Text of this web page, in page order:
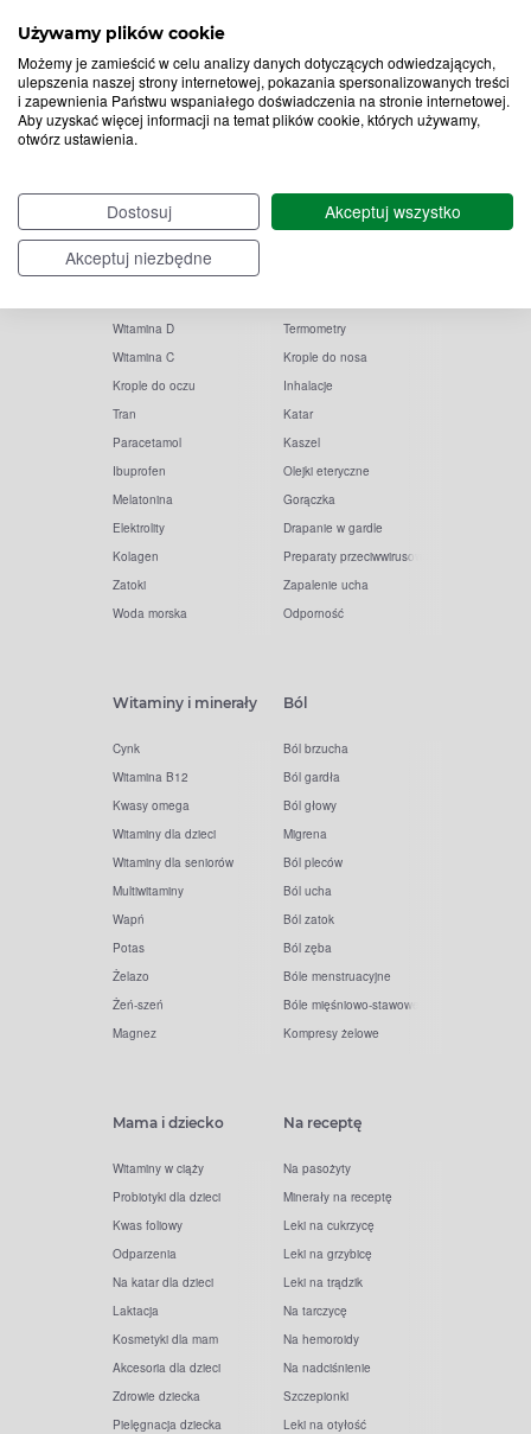
Używamy plików cookie
Możemy je zamieścić w celu analizy danych dotyczących odwiedzających,
ulepszenia naszej strony internetowej, pokazania spersonalizowanych treści
i zapewnienia Państwu wspaniałego doświadczenia na stronie internetowej.
Aby uzyskać więcej informacji na temat plików cookie, których używamy,
otwórz ustawienia.
Dostosuj
Akceptuj wszystko
Akceptuj niezbędne
do
newslettera
Chcę otrzymywać newsletter Apteline* rozwiń>
Witamina D
Witamina C
Krople do oczu
Tran
Paracetamol
Ibuprofen
Melatonina
Elektrolity
Kolagen
Zatoki
Woda morska
Termometry
Krople do nosa
Inhalacje
Katar
Kaszel
Olejki eteryczne
Gorączka
Drapanie w gardle
Preparaty przeciwwirusowe
Zapalenie ucha
Odporność
Witaminy i minerały
Cynk
Witamina B12
Kwasy omega
Witaminy dla dzieci
Witaminy dla seniorów
Multiwitaminy
Wapń
Potas
Żelazo
Żeń-szeń
Magnez
Ból
Ból brzucha
Ból gardła
Ból głowy
Migrena
Ból pleców
Ból ucha
Ból zatok
Ból zęba
Bóle menstruacyjne
Bóle mięśniowo-stawowe
Kompresy żelowe
Mama i dziecko
Witaminy w ciąży
Probiotyki dla dzieci
Kwas foliowy
Odparzenia
Na katar dla dzieci
Laktacja
Kosmetyki dla mam
Akcesoria dla dzieci
Zdrowie dziecka
Pielęgnacja dziecka
Na receptę
Na pasożyty
Minerały na receptę
Leki na cukrzycę
Leki na grzybicę
Leki na trądzik
Na tarczycę
Na hemoroidy
Na nadciśnienie
Szczepionki
Leki na otyłość